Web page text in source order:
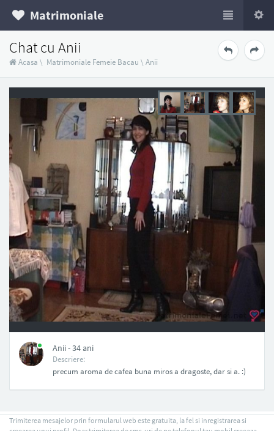
Matrimoniale
Chat cu Anii
Acasa \ Matrimoniale Femeie Bacau \ Anii
NAN
Anii - 34 ani
Descriere:
precum aroma de cafea buna miros a dragoste, dar si a. :)
Trimiterea mesajelor prin formularul web este gratuita, la fel si inregistrarea si